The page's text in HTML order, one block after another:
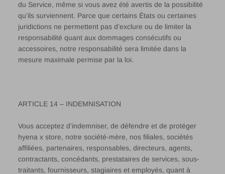
du Service, même si vous avez été avertis de la possibilité
qu’ils surviennent. Parce que certains États ou certaines
juridictions ne permettent pas d’exclure ou de limiter la
responsabilité quant aux dommages consécutifs ou
accessoires, notre responsabilité sera limitée dans la
mesure maximale permise par la loi.
ARTICLE 14 – INDEMNISATION
Vous acceptez d’indemniser, de défendre et de protéger
hyena x store, notre société-mère, nos filiales, sociétés
affiliées, partenaires, responsables, directeurs, agents,
contractants, concédants, prestataires de services, sous-
traitants, fournisseurs, stagiaires et employés, quant à